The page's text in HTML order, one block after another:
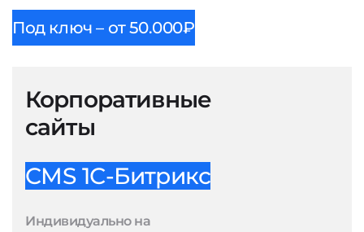
Под ключ – от 50.000₽
Корпоративные
сайты
CMS 1С-Битрикс
Индивидуально на